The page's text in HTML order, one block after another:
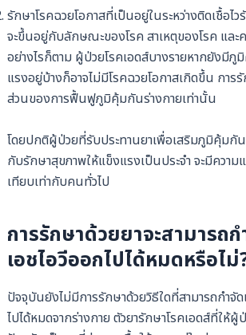
รักษาโรคฉวยโอกาสที่เป็นอยู่ในระหว่างติดเชื้อไว
จะขึ้นอยู่กับลักษณะของโรค สาเหตุของโรค และ
อย่างไรก็ตาม ผู้ป่วยโรคเอดส์บางรายหากยังมี
แรงอยู่บ้างก็อาจไม่มีโรคฉวยโอกาสเกิดขึ้น การรั
ส่วนของการฟื้นฟูภูมิคุ้มกันร่างกายเท่านั้น
โดยปกติผู้ป่วยที่รับประทานยาเพื่อเสริมภูมิคุ้มกั
กับรักษาสุขภาพให้แข็งแรงเป็นประจำ จะมีควา
เทียบเท่ากับคนทั่วไป
การรักษาด้วยยาจะสามารถก
เอชไอวีออกไปได้หมดหรือไม่
ปัจจุบันยังไม่มีการรักษาด้วยวิธีใดที่สามารถกำจัด
ไปได้หมดจากร่างกาย ตัวยารักษาโรคเอดส์ที่ให้ผู้